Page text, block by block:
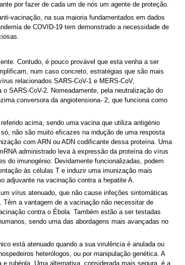
por fazer de cada um de nós um agente de proteção.
vacinação, na sua maioria fundamentados em dados
de COVID-19 tem demonstrado a necessidade de
Contudo, é pouco provável que esta venha a ser
num caso concreto, estratégias que são mais
relacionados SARS-CoV-1 e MERS-CoV,
SARS-CoV-2. Nomeadamente, pela neutralização do
conversora da angiotensiona- 2, que funciona como
acima, sendo uma vacina que utiliza antigénio
não são muito eficazes na indução de uma resposta
com ARN ou ADN codificante dessa proteína. Uma
administrado leva à expressão da proteína do vírus
do imunogénio. Devidamente funcionalizadas, podem
às células T e induzir uma imunização mais
adjuvante na vacinação contra a hepatite A.
vírus atenuado, que não cause infeções sintomáticas
a vantagem de a vacinação não necessitar de
contra o Ébola. Também estão a ser testadas
sendo uma das abordagens mais avançadas no
está atenuado quando a sua virulência é anulada ou
heterólogos, ou por manipulação genética. A
rubéola. Uma alternativa, considerada mais segura, é a